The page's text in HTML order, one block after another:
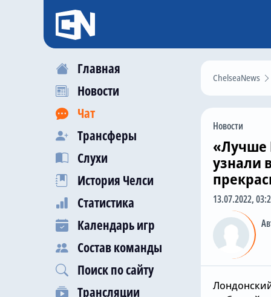
Главная
Новости
Чат
Трансферы
Слухи
История Челси
Статистика
Календарь игр
Состав команды
Поиск по сайту
Трансляции
ChelseaNews
Новости
«Лучше
узнали
13.07.2022,